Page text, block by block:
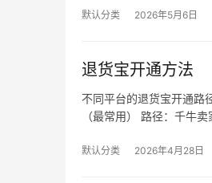
默认分类 2026年5月6日
退货宝开通方法
不同平台的退货宝开通路
（最常用） 路径：千牛
默认分类 2026年4月28日